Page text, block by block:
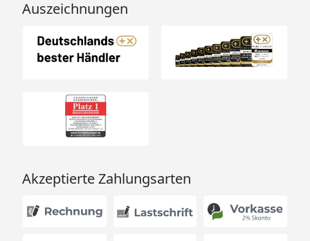
Auszeichnungen
Akzeptierte Zahlungsarten